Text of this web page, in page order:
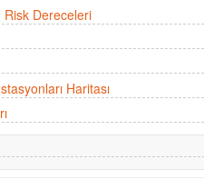
Dereceleri
Haritası